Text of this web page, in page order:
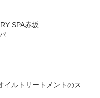
SPA赤坂
イルトリートメントのス